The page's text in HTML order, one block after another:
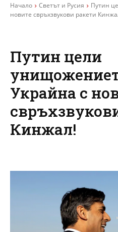
Начало Светът и Русия
Путин
новите свръхзвукови ракети
Путин цели
Украйна с
Кинжал!